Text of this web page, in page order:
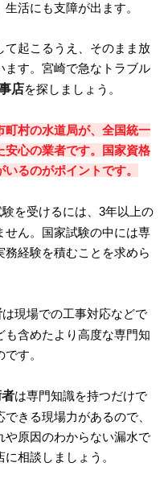
活にも支障が出ます。
て起こるうえ、そのまま放
ます。宮崎で急なトラブル
店を探しましょう。
町村の水道局が、全国統一
安心の業者です。国家資格
るのがポイントです。
を受けるには、3年以上の
せん。国家試験の中には専
経験を積むことを求めら
は現場での工事対応などで
含めたより高度な専門知
す。
は専門知識を持つだけで
きる現場力があるので、
や原因のわからない漏水で
相談しましょう。